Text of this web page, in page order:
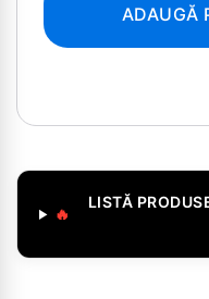
ADAUGĂ
🔥
LISTĂ